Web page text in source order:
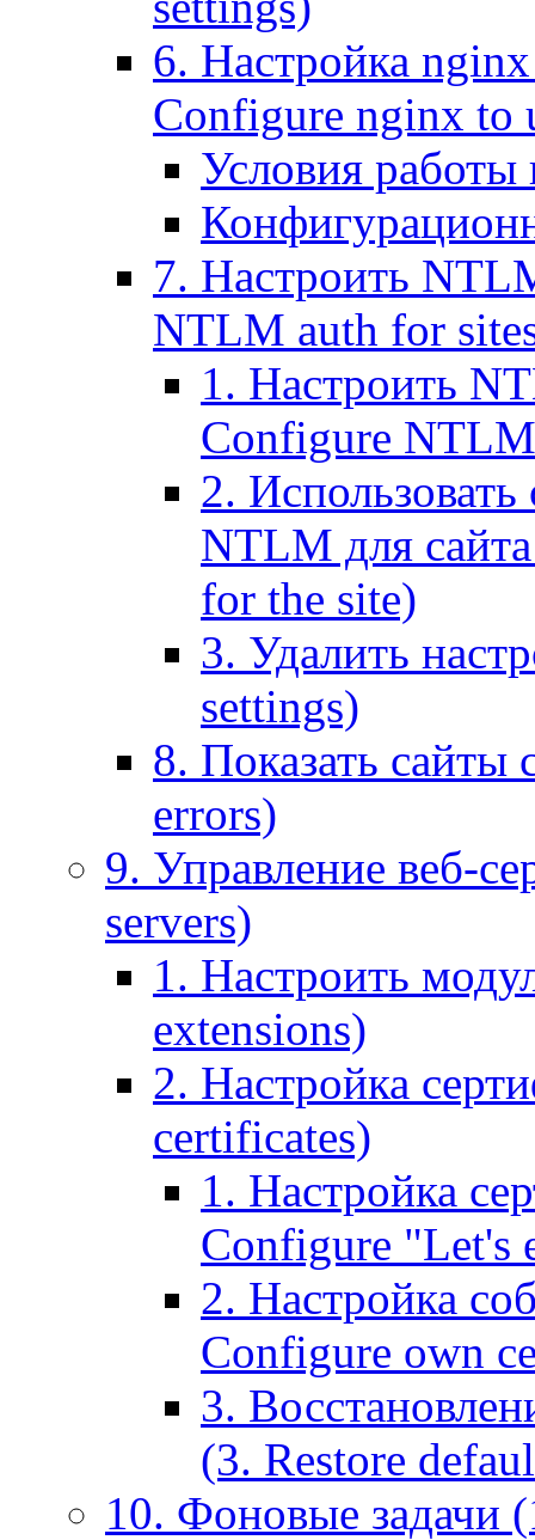
6. Настройка
Configure nginx to
Условия работы
7. Настроить
NTLM auth for
1. Настроить
Configure
2.
NTLM для
for the site)
3. Удалить
settings)
8. Показать
errors)
9. Управление веб-
servers)
1. Настроить
extensions)
2. Настройка
certificates)
1. Настройка
Configure "Let's
2. Настройка
Configure own
3.
(3. Restore
10. Фоновые задачи